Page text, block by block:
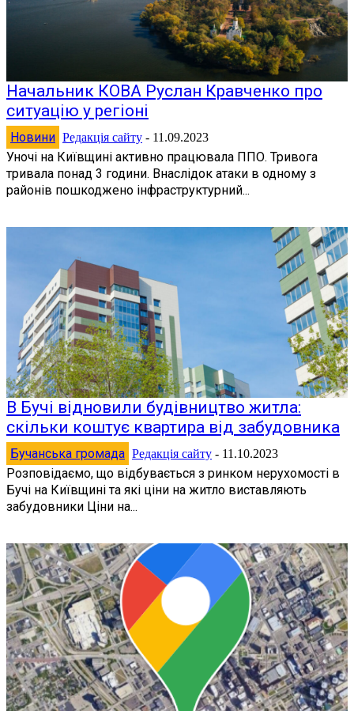
Начальник КОВА Руслан Кравченко про
ситуацію у регіоні
Новини Редакція сайту - 11.09.2023
Уночі на Київщині активно працювала ППО. Тривога
тривала понад 3 години. Внаслідок атаки в одному з
районів пошкоджено інфраструктурний...
В Бучі відновили будівництво житла:
скільки коштує квартира від забудовника
Бучанська громада Редакція сайту - 11.10.2023
Розповідаємо, що відбувається з ринком нерухомості в
Бучі на Київщині та які ціни на житло виставляють
забудовники Ціни на...